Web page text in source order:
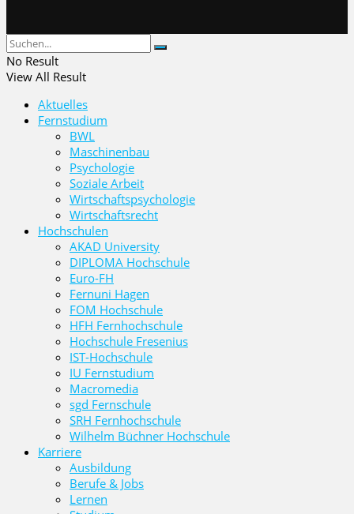
No Result
View All Result
Aktuelles
Fernstudium
BWL
Maschinenbau
Psychologie
Soziale Arbeit
Wirtschaftspsychologie
Wirtschaftsrecht
Hochschulen
AKAD University
DIPLOMA Hochschule
Euro-FH
Fernuni Hagen
FOM Hochschule
HFH Fernhochschule
Hochschule Fresenius
IST-Hochschule
IU Fernstudium
Macromedia
sgd Fernschule
SRH Fernhochschule
Wilhelm Büchner Hochschule
Karriere
Ausbildung
Berufe & Jobs
Lernen